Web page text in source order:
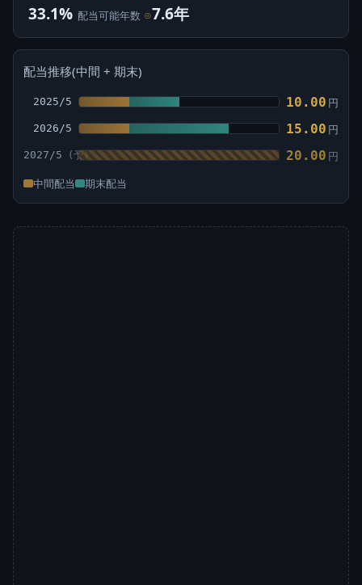
33.1% 配当可能年数 ⊙7.6年
配当推移(中間 + 期末)
2025/5 10.00 円
2026/5 15.00 円
2027/5 20.00 円
中間配当 期末配当